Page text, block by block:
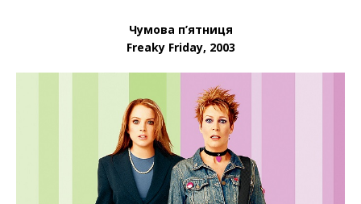
Чумова п’ятниця
Freaky Friday, 2003